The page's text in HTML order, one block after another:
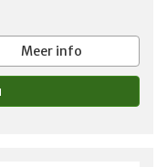
Meer info